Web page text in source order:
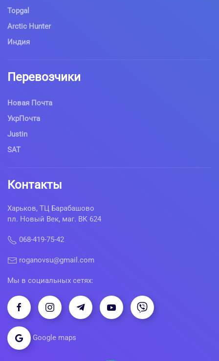
Topgal
Arctic Hunter
Индия
Перевозчики
Новая Почта
УкрПочта
Justin
SAT
Контакты
Харьков, ТЦ Барабашово
пл. Новый Век, маг. ВК 624
068-419-75-42
roganovsu@gmail.com
Мы в социальных сетях:
Google maps